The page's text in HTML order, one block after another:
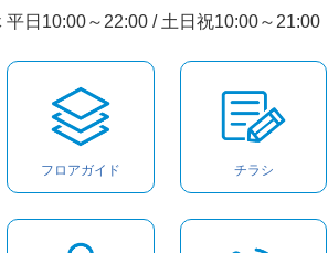
平日10:00～22:00 / 土日祝10:00～21:00
フロアガイド チラシ